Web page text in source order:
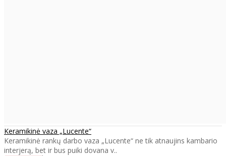
Keramikinė vaza „Lucente“
Keramikinė rankų darbo vaza „Lucente“ ne tik atnaujins kambario
interjerą, bet ir bus puiki dovana v..